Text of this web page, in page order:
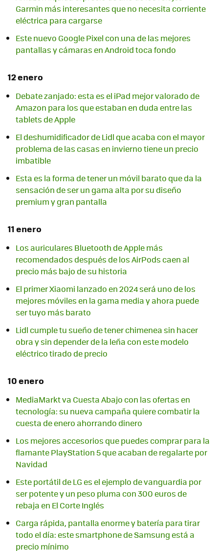
Garmin más interesantes que no necesita corriente
eléctrica para cargarse
Este nuevo Google Pixel con una de las mejores
pantallas y cámaras en Android toca fondo
12 enero
Debate zanjado: esta es el iPad mejor valorado de
Amazon para los que estaban en duda entre las
tablets de Apple
El deshumidificador de Lidl que acaba con el mayor
problema de las casas en invierno tiene un precio
imbatible
Esta es la forma de tener un móvil barato que da la
sensación de ser un gama alta por su diseño
premium y gran pantalla
11 enero
Los auriculares Bluetooth de Apple más
recomendados después de los AirPods caen al
precio más bajo de su historia
El primer Xiaomi lanzado en 2024 será uno de los
mejores móviles en la gama media y ahora puede
ser tuyo más barato
Lidl cumple tu sueño de tener chimenea sin hacer
obra y sin depender de la leña con este modelo
eléctrico tirado de precio
10 enero
MediaMarkt va Cuesta Abajo con las ofertas en
tecnología: su nueva campaña quiere combatir la
cuesta de enero ahorrando dinero
Los mejores accesorios que puedes comprar para la
flamante PlayStation 5 que acaban de regalarte por
Navidad
Este portátil de LG es el ejemplo de vanguardia por
ser potente y un peso pluma con 300 euros de
rebaja en El Corte Inglés
Carga rápida, pantalla enorme y batería para tirar
todo el día: este smartphone de Samsung está a
precio mínimo